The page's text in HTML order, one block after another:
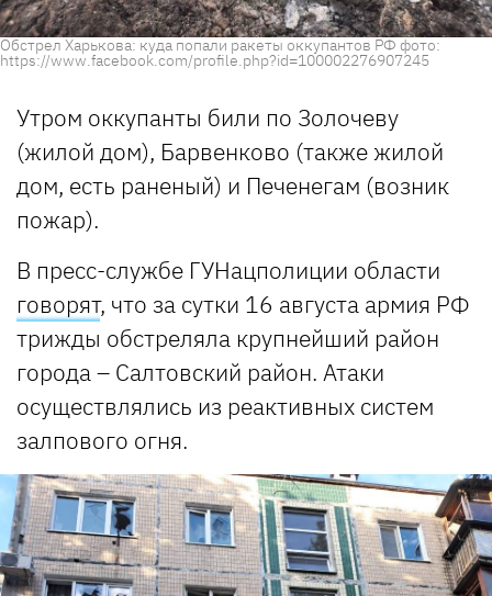
Обстрел Харькова: куда попали ракеты оккупантов РФ фото:
https://www.facebook.com/profile.php?id=100002276907245
Утром оккупанты били по Золочеву
(жилой дом), Барвенково (также жилой
дом, есть раненый) и Печенегам (возник
пожар).
В пресс-службе ГУНацполиции области
говорят, что за сутки 16 августа армия РФ
трижды обстреляла крупнейший район
города – Салтовский район. Атаки
осуществлялись из реактивных систем
залпового огня.